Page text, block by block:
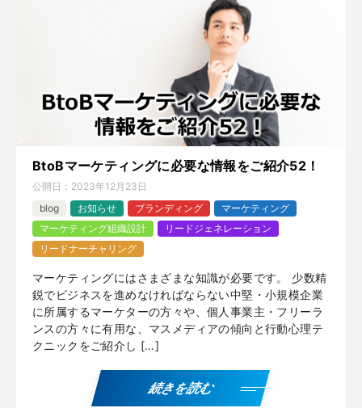
BtoBマーケティングに必要な情報をご紹介52！
公開日： 2023年12月23日
blog
お知らせ ブランディング
マーケティング
マーケティング組織設計
リードジェネレーション
リードナーチャリング
マーケティングにはさまざまな知識が必要です。 少数精
鋭でビジネスを進めなければならない中堅・小規模企業
に所属するマーケターの方々や、個人事業主・フリーラ
ンスの方々に有用な、マスメディアの傾向と行動心理テ
クニックをご紹介し […]
続きを読む